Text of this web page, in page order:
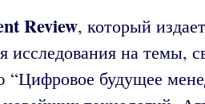
Review, который
исследования на
будущее